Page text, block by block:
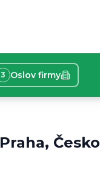
3 Oslov firmy
Praha, Česko